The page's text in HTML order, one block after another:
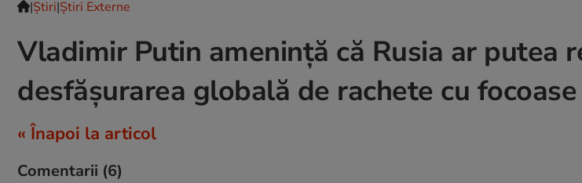
|Ştiri|Știri Externe
Vladimir Putin amenință că Rusia ar putea
desfăşurarea globală de rachete cu
« Înapoi la articol
Comentarii (6)